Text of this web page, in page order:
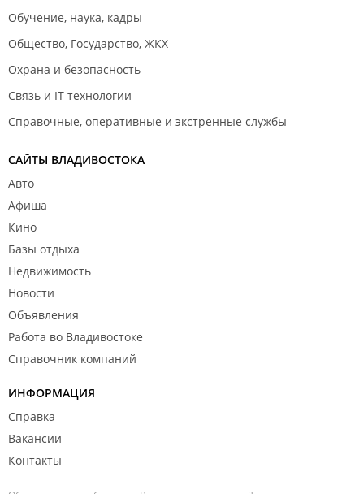
Обучение, наука, кадры
Общество, Государство, ЖКХ
Охрана и безопасность
Связь и IT технологии
Справочные, оперативные и экстренные службы
САЙТЫ ВЛАДИВОСТОКА
Авто
Афиша
Кино
Базы отдыха
Недвижимость
Новости
Объявления
Работа во Владивостоке
Справочник компаний
ИНФОРМАЦИЯ
Справка
Вакансии
Контакты